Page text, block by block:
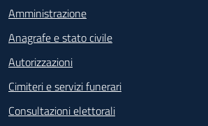
Amministrazione
Anagrafe e stato civile
Autorizzazioni
Cimiteri e servizi funerari
Consultazioni elettorali